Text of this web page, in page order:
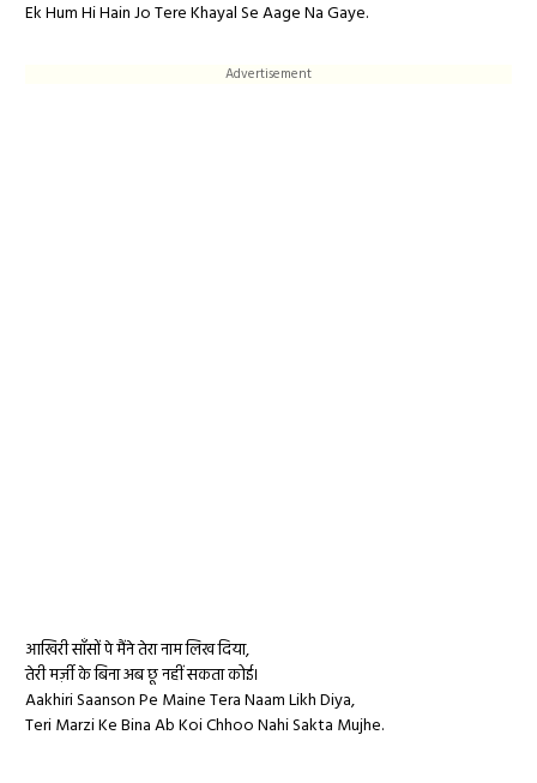
Ek Hum Hi Hain Jo Tere Khayal Se Aage Na Gaye.
Advertisement
आखिरी साँसों पे मैंने तेरा नाम लिख दिया,
तेरी मर्ज़ी के बिना अब छू नहीं सकता कोई।
Aakhiri Saanson Pe Maine Tera Naam Likh Diya,
Teri Marzi Ke Bina Ab Koi Chhoo Nahi Sakta Mujhe.